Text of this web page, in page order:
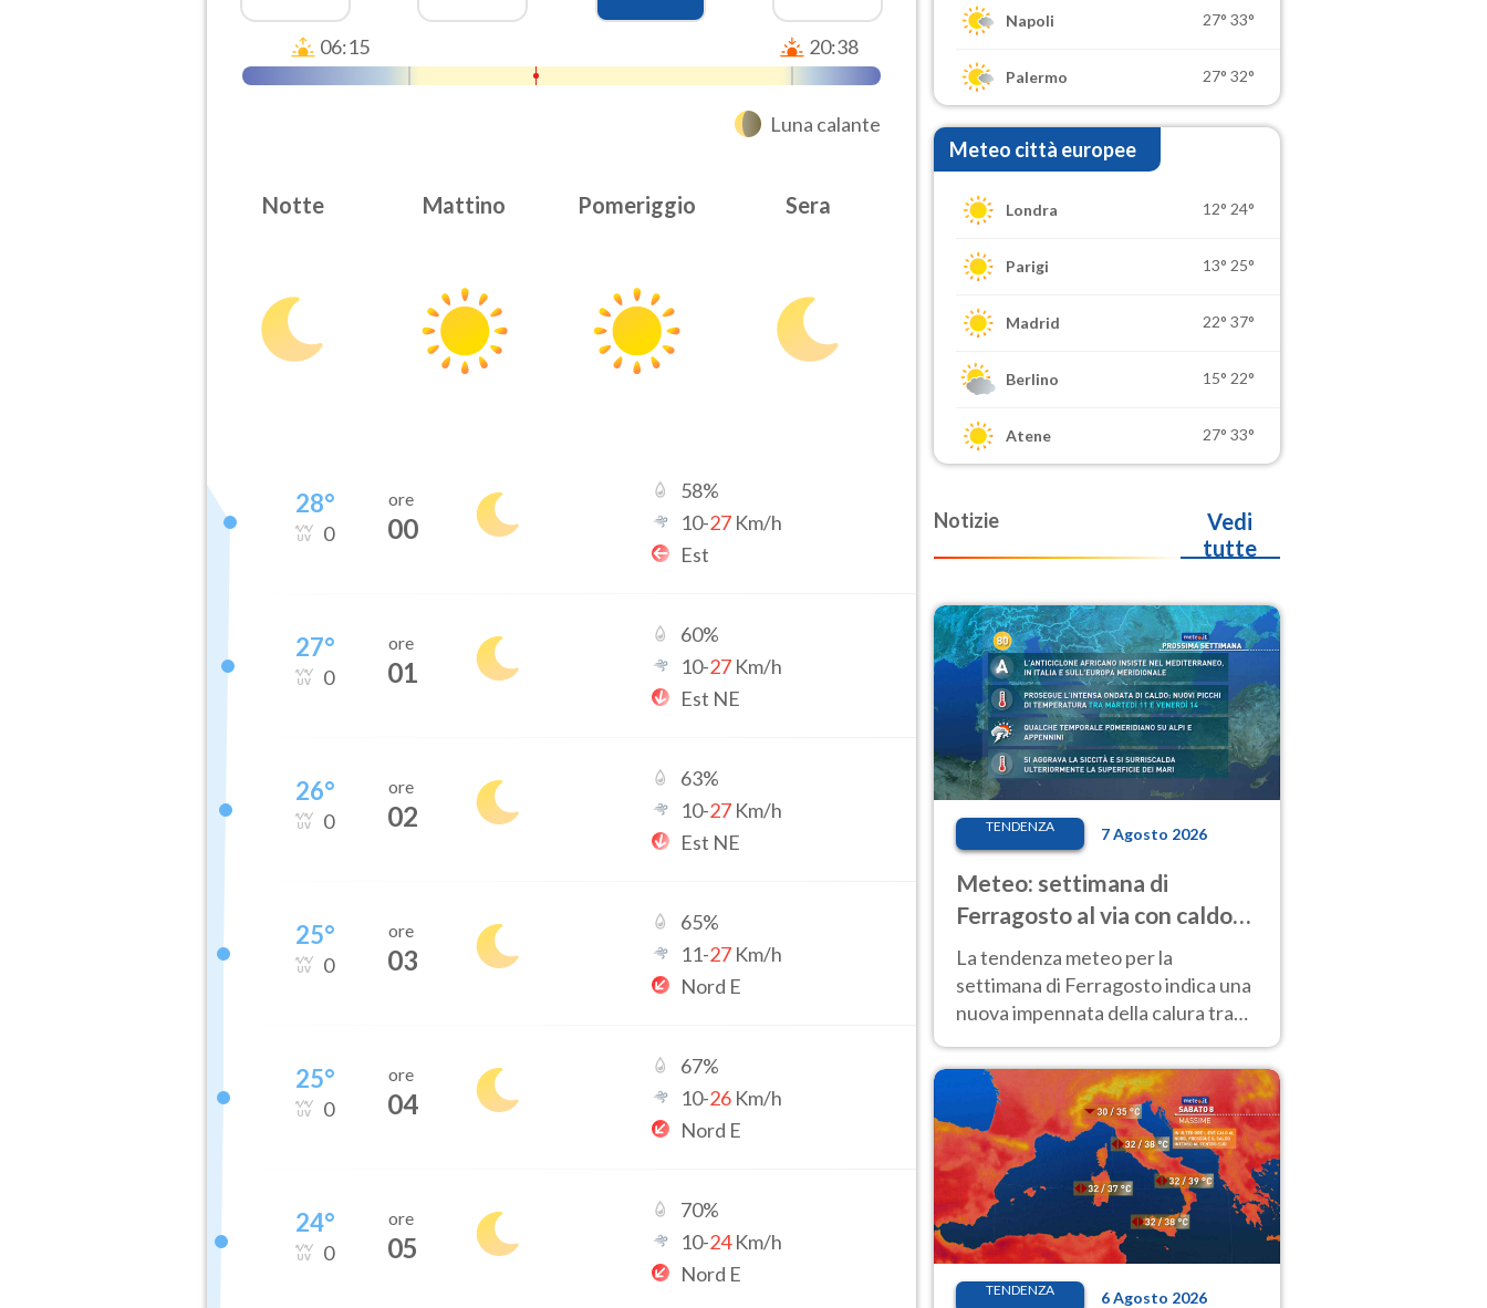
06:15 20:38
Luna calante
Notte Mattino Pomeriggio Sera
28°
0
ore
00
58%
10-27 Km/h
Est
27°
0
ore
01
60%
10-27 Km/h
Est NE
26°
0
ore
02
63%
10-27 Km/h
Est NE
25°
0
ore
03
65%
11-27 Km/h
Nord E
25°
0
ore
04
67%
10-26 Km/h
Nord E
24°
0
ore
05
70%
10-24Km/h
Nord E
Napoli 27° 33°
Palermo 27° 32°
Meteo città europee
Londra 12° 24°
Parigi 13° 25°
Madrid 22° 37°
Berlino 15° 22°
Atene 27° 33°
Notizie
Vedi
tutte
TENDENZA 7 Agosto 2026
Meteo: settimana di
Ferragosto al via con caldo
intenso e qualche temporale
La tendenza meteo per la
settimana di Ferragosto indica una
nuova impennata della calura tra
anche al Nord.
TENDENZA 6 Agosto 2026